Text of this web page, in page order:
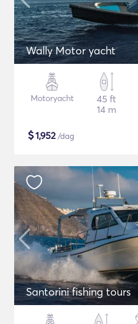
Wally Motor yacht
Motoryacht
45 ft
14 m
$1,952/dag
Santorini fishing tours